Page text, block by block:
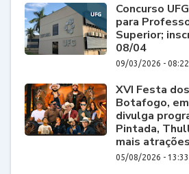
Concurso
para
Superior;
08/04
09/03/2026 - 08:22
XVI Festa
Botafogo,
divulga
Pintada,
mais atrações
05/08/2026 - 13:33